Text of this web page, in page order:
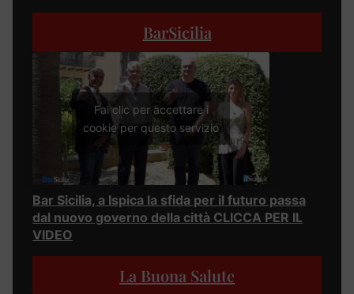
BarSicilia
Fai clic per accettare i
cookie per questo servizio
Bar Sicilia, a Ispica la sfida per il futuro passa
dal nuovo governo della città CLICCA PER IL
VIDEO
La Buona Salute